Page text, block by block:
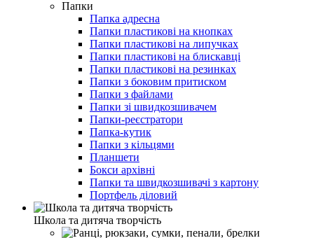
Папки
Папка адресна
Папки пластикові на кнопках
Папки пластикові на липучках
Папки пластикові на блискавці
Папки пластикові на резинках
Папки з боковим притиском
Папки з файлами
Папки зі швидкозшивачем
Папки-реєстратори
Папка-кутик
Папки з кільцями
Планшети
Бокси архівні
Папки та швидкозшивачі з картону
Портфель діловий
Школа та дитяча творчість